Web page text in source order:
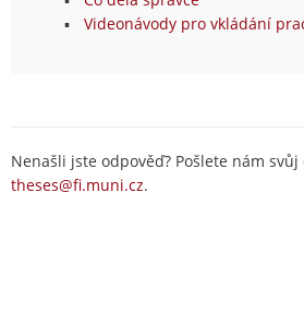
Videonávody pro vkládání
Nenašli jste odpověď? Pošlete nám svůj
theses@fi.muni.cz.